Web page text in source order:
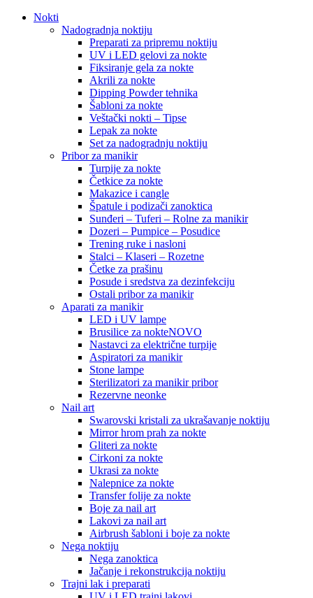
Nokti
Nadogradnja noktiju
Preparati za pripremu noktiju
UV i LED gelovi za nokte
Fiksiranje gela za nokte
Akrili za nokte
Dipping Powder tehnika
Šabloni za nokte
Veštački nokti – Tipse
Lepak za nokte
Set za nadogradnju noktiju
Pribor za manikir
Turpije za nokte
Četkice za nokte
Makazice i cangle
Špatule i podizači zanoktica
Sunđeri – Tuferi – Rolne za manikir
Dozeri – Pumpice – Posudice
Trening ruke i nasloni
Stalci – Klaseri – Rozetne
Četke za prašinu
Posude i sredstva za dezinfekciju
Ostali pribor za manikir
Aparati za manikir
LED i UV lampe
Brusilice za nokteNOVO
Nastavci za električne turpije
Aspiratori za manikir
Stone lampe
Sterilizatori za manikir pribor
Rezervne neonke
Nail art
Swarovski kristali za ukrašavanje noktiju
Mirror hrom prah za nokte
Gliteri za nokte
Cirkoni za nokte
Ukrasi za nokte
Nalepnice za nokte
Transfer folije za nokte
Boje za nail art
Lakovi za nail art
Airbrush šabloni i boje za nokte
Nega noktiju
Nega zanoktica
Jačanje i rekonstrukcija noktiju
Trajni lak i preparati